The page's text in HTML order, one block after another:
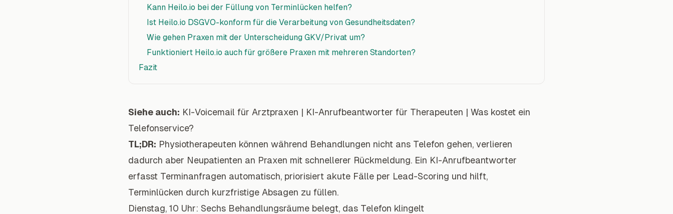
Kann Heilo.io bei der Füllung von Terminlücken helfen?
Ist Heilo.io DSGVO-konform für die Verarbeitung von Gesundheitsdaten?
Wie gehen Praxen mit der Unterscheidung GKV/Privat um?
Funktioniert Heilo.io auch für größere Praxen mit mehreren Standorten?
Fazit
Siehe auch: KI-Voicemail für Arztpraxen | KI-Anrufbeantworter für Therapeuten | Was kostet ein
Telefonservice?
TL;DR: Physiotherapeuten können während Behandlungen nicht ans Telefon gehen, verlieren
dadurch aber Neupatienten an Praxen mit schnellerer Rückmeldung. Ein KI-Anrufbeantworter
erfasst Terminanfragen automatisch, priorisiert akute Fälle per Lead-Scoring und hilft,
Terminlücken durch kurzfristige Absagen zu füllen.
Dienstag, 10 Uhr: Sechs Behandlungsräume belegt, das Telefon klingelt